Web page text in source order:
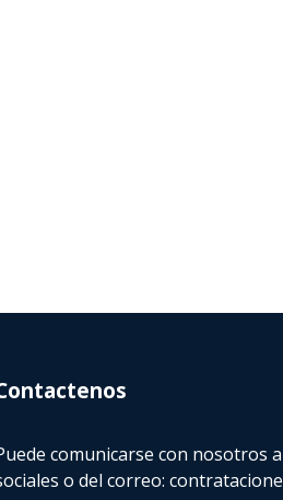
comunicarse con nosotros
o del correo: